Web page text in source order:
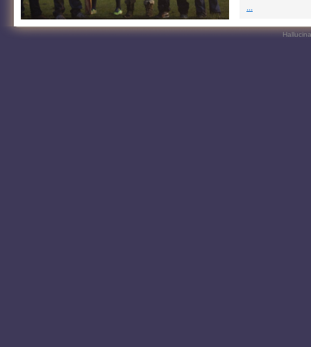
...